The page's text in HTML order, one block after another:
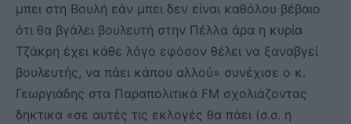
μπει στη Βουλή εάν μπει δεν είναι καθόλου βέβαιο
ότι θα βγάλει βουλευτή στην Πέλλα άρα η κυρία
Τζάκρη έχει κάθε λόγο εφόσον θέλει να ξαναβγεί
βουλευτής, να πάει κάπου αλλού» συνέχισε ο κ.
Γεωργιάδης στα Παραπολιτικά FM σχολιάζοντας
δηκτικα «σε αυτές τις εκλογές θα πάει (σ.σ. η